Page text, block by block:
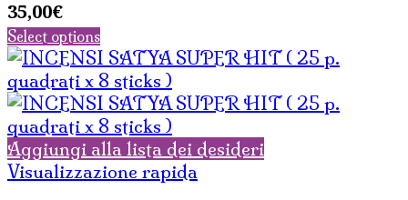
35,00€
Select options
Aggiungi alla lista dei desideri
Visualizzazione rapida